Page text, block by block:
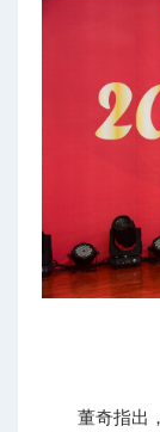
董奇指出